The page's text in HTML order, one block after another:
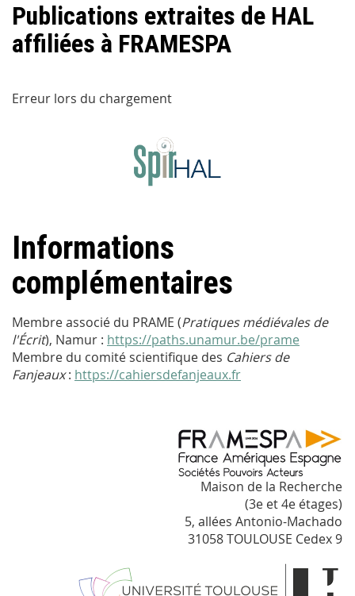
Publications extraites de HAL
affiliées à FRAMESPA
Erreur lors du chargement
Informations
complémentaires
Membre associé du PRAME (Pratiques médiévales de
l'Écrit), Namur : https://paths.unamur.be/prame
Membre du comité scientifique des Cahiers de
Fanjeaux: https://cahiersdefanjeaux.fr
Maison de la Recherche
(3e et 4e étages)
5, allées Antonio-Machado
31058 TOULOUSE Cedex 9